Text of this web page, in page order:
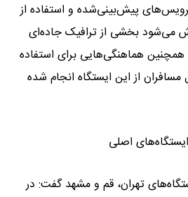
پیش‌بینی‌شده و استفاده از
می‌شود بخشی از ترافیک جاده‌ای
هماهنگی‌هایی برای استفاده
مسافران از این ایستگاه انجام شده
اصلی
تهران، قم و مشهد گفت: در